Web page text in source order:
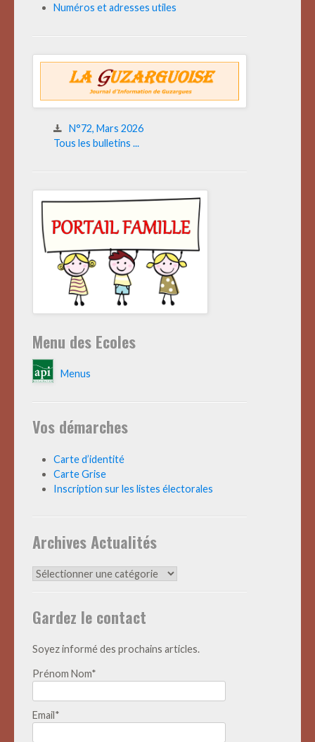
Numéros et adresses utiles
N°72, Mars 2026
Tous les bulletins ...
Menu des Ecoles
Menus
Vos démarches
Carte d’identité
Carte Grise
Inscription sur les listes électorales
Archives Actualités
Archives
Gardez le contact
Soyez informé des prochains articles.
Prénom Nom*
Email*